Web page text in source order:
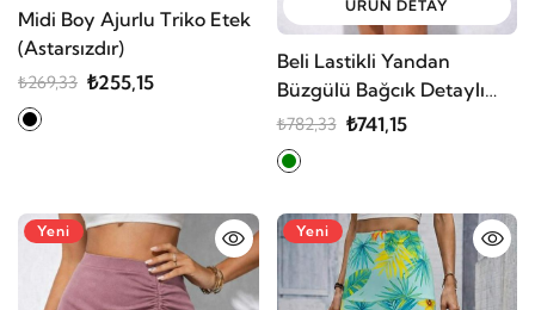
Midi Boy Ajurlu Triko Etek
(Astarsızdır)
₺269,33 ₺255,15
ÜRÜN DETAY
Beli Lastikli Yandan
Büzgülü Bağcık Detaylı
Midi Kaşkorse Etek
₺782,33 ₺741,15
Yeni Yeni